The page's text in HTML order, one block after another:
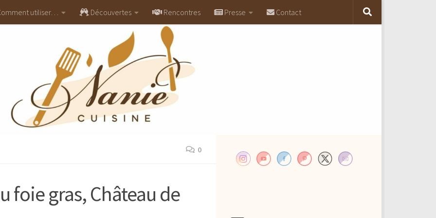
utiliser… Découvertes Rencontres Presse Contact
0
foie gras, Château de